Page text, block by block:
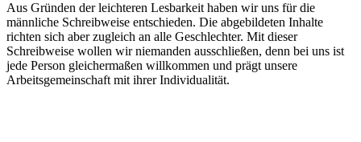
Aus Gründen der leichteren Lesbarkeit haben wir uns für die
männliche Schreibweise entschieden. Die abgebildeten Inhalte
richten sich aber zugleich an alle Geschlechter. Mit dieser
Schreibweise wollen wir niemanden ausschließen, denn bei uns ist
jede Person gleichermaßen willkommen und prägt unsere
Arbeitsgemeinschaft mit ihrer Individualität.